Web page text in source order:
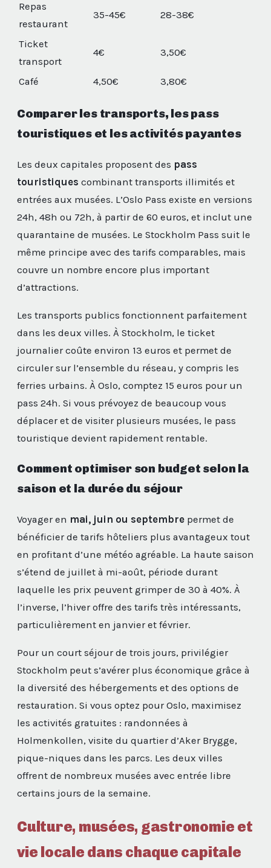
Repas
restaurant
35-45€ 28-38€
Ticket
transport
4€ 3,50€
Café 4,50€ 3,80€
Comparer les transports, les pass
touristiques et les activités payantes
Les deux capitales proposent des pass
touristiques combinant transports illimités et
entrées aux musées. L’Oslo Pass existe en versions
24h, 48h ou 72h, à partir de 60 euros, et inclut une
quarantaine de musées. Le Stockholm Pass suit le
même principe avec des tarifs comparables, mais
couvre un nombre encore plus important
d’attractions.
Les transports publics fonctionnent parfaitement
dans les deux villes. À Stockholm, le ticket
journalier coûte environ 13 euros et permet de
circuler sur l’ensemble du réseau, y compris les
ferries urbains. À Oslo, comptez 15 euros pour un
pass 24h. Si vous prévoyez de beaucoup vous
déplacer et de visiter plusieurs musées, le pass
touristique devient rapidement rentable.
Comment optimiser son budget selon la
saison et la durée du séjour
Voyager en mai, juin ou septembre permet de
bénéficier de tarifs hôteliers plus avantageux tout
en profitant d’une météo agréable. La haute saison
s’étend de juillet à mi-août, période durant
laquelle les prix peuvent grimper de 30 à 40%. À
l’inverse, l’hiver offre des tarifs très intéressants,
particulièrement en janvier et février.
Pour un court séjour de trois jours, privilégier
Stockholm peut s’avérer plus économique grâce à
la diversité des hébergements et des options de
restauration. Si vous optez pour Oslo, maximisez
les activités gratuites : randonnées à
Holmenkollen, visite du quartier d’Aker Brygge,
pique-niques dans les parcs. Les deux villes
offrent de nombreux musées avec entrée libre
certains jours de la semaine.
Culture, musées, gastronomie et
vie locale dans chaque capitale